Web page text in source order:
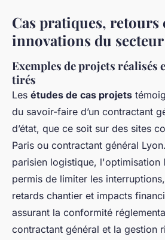
Cas pratiques, retours
innovations du secteur
Exemples de projets réalisés
tirés
Les études de cas projets
du savoir-faire d’un contractant
d’état, que ce soit sur des sites
Paris ou contractant général
parisien logistique, l'optimisation
permis de limiter les
retards chantier et impacts
assurant la conformité
contractant général et la gestion